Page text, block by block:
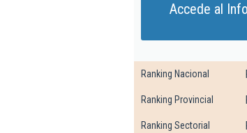
Accede al
Ranking Nacional
Ranking Provincial
Ranking Sectorial